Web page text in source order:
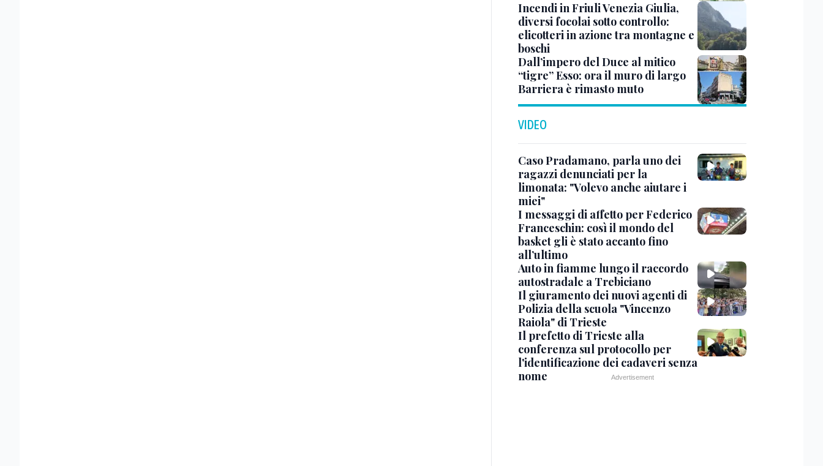
Incendi in Friuli Venezia Giulia,
diversi focolai sotto controllo:
elicotteri in azione tra montagne e
boschi
Dall’impero del Duce al mitico
“tigre” Esso: ora il muro di largo
Barriera è rimasto muto
VIDEO
Caso Pradamano, parla uno dei
ragazzi denunciati per la
limonata: "Volevo anche aiutare i
miei"
I messaggi di affetto per Federico
Franceschin: così il mondo del
basket gli è stato accanto fino
all’ultimo
Auto in fiamme lungo il raccordo
autostradale a Trebiciano
Il giuramento dei nuovi agenti di
Polizia della scuola "Vincenzo
Raiola" di Trieste
Il prefetto di Trieste alla
conferenza sul protocollo per
l'identificazione dei cadaveri senza
nome